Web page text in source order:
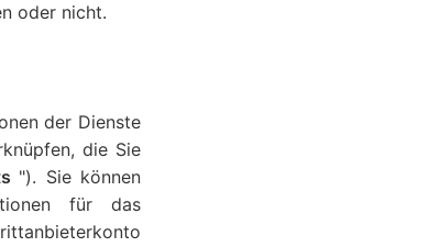
oder nicht.
der Dienste
die Sie
"). Sie können
für das